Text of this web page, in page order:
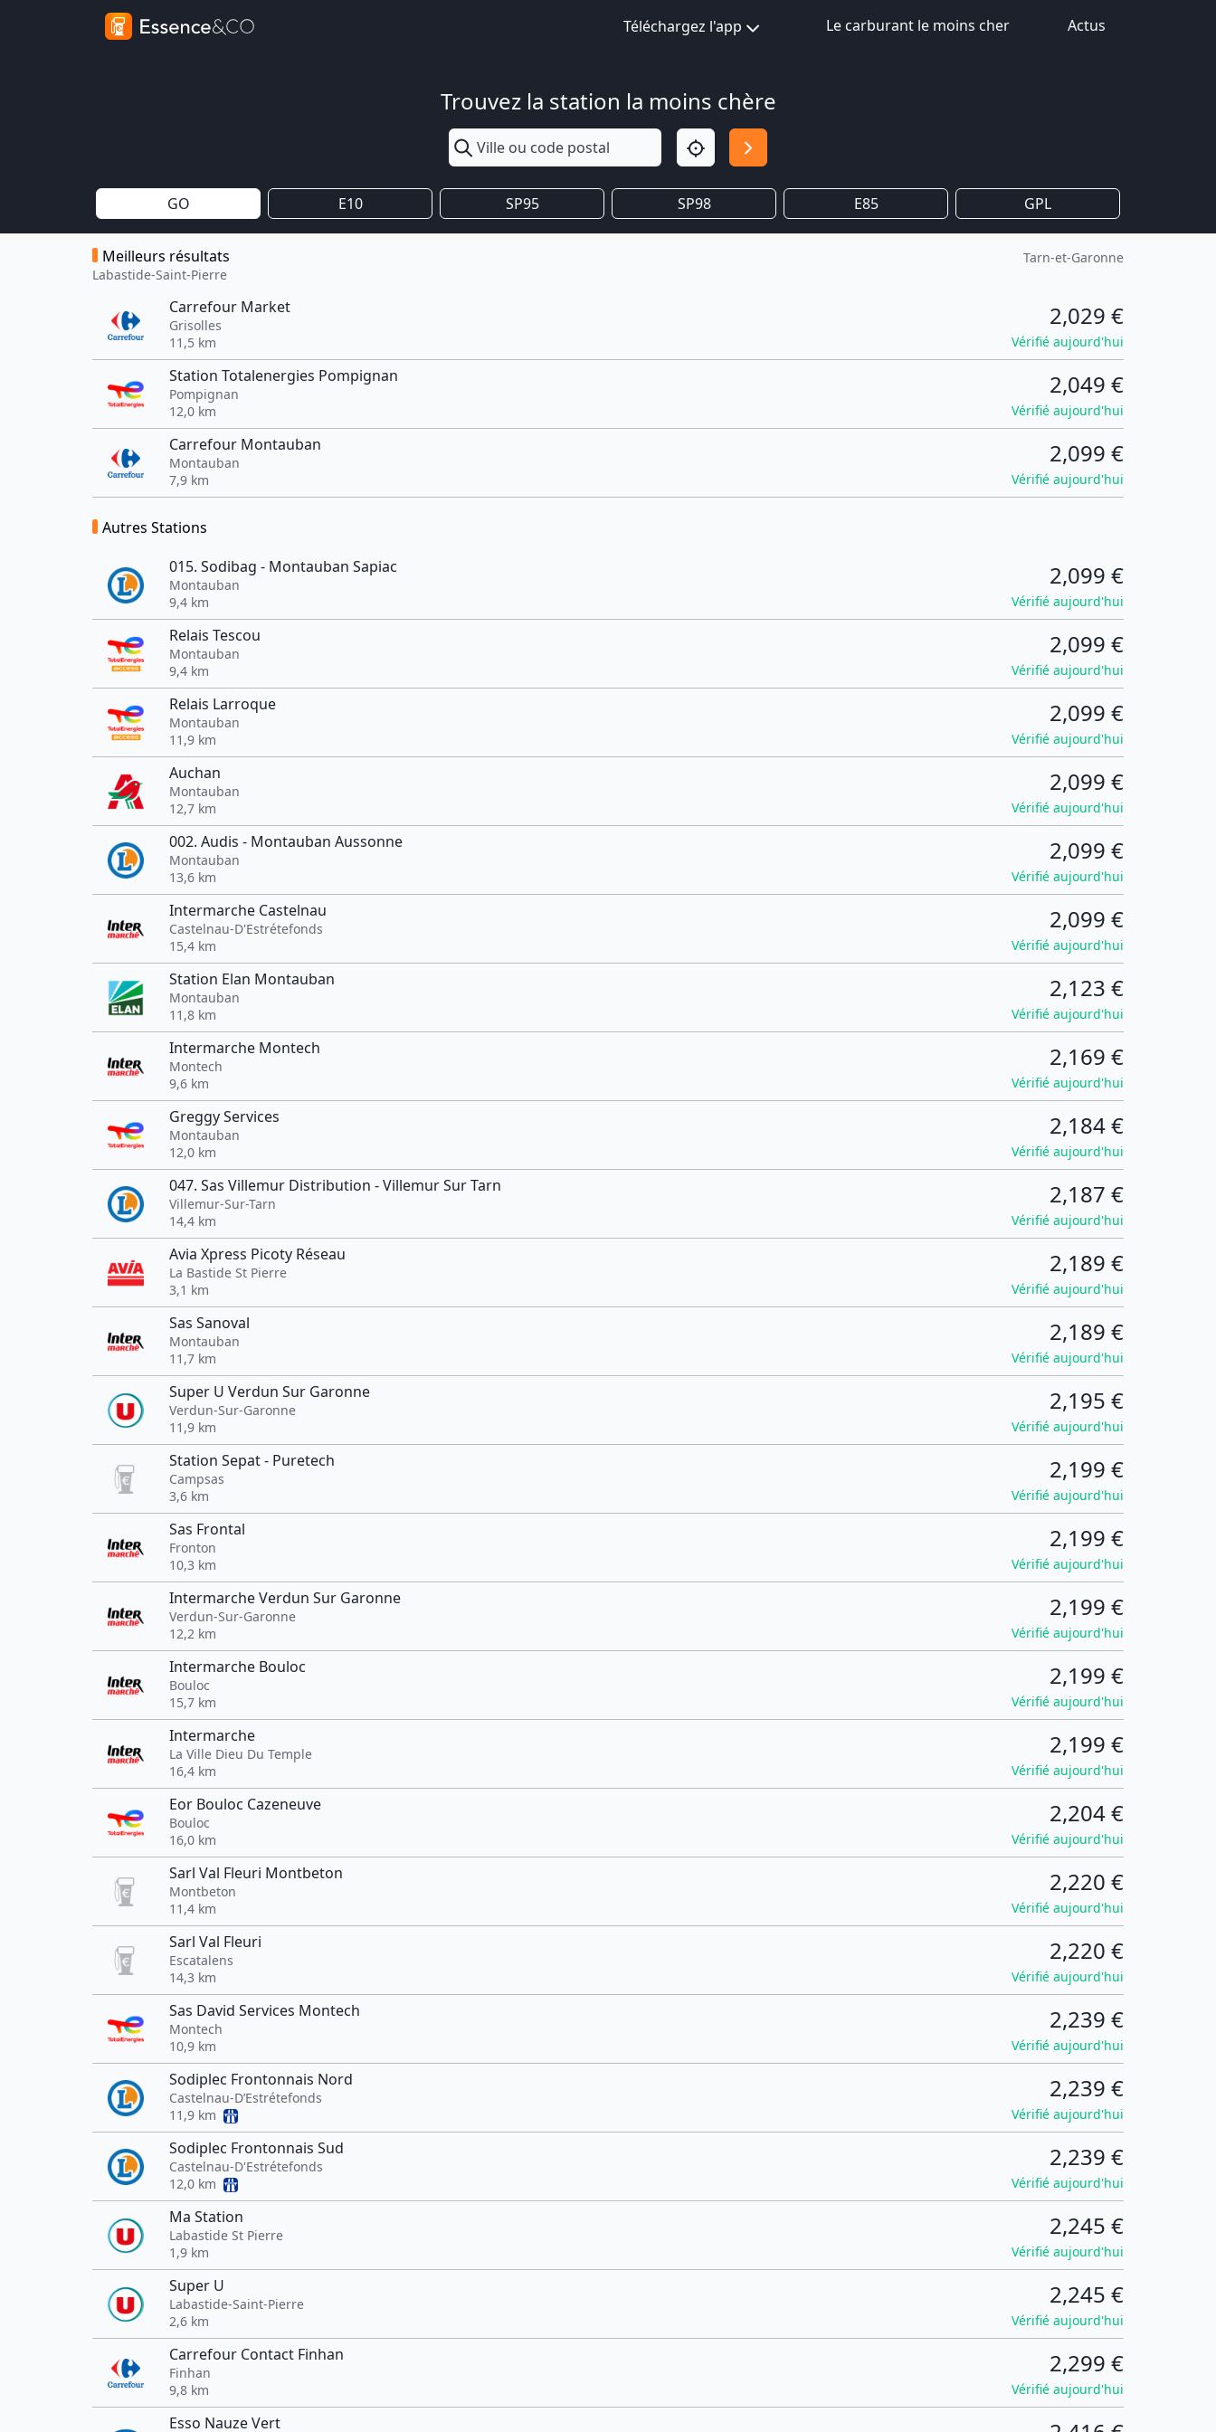
Téléchargez l'app Le carburant le moins cher Actus
Trouvez la station la moins chère
GO E10 SP95 SP98 E85 GPL
Meilleurs résultats
Labastide-Saint-Pierre
Tarn-et-Garonne
Carrefour Market
Grisolles
11,5 km
2,029 €
Vérifié aujourd'hui
Station Totalenergies Pompignan
Pompignan
12,0 km
2,049 €
Vérifié aujourd'hui
Carrefour Montauban
Montauban
7,9 km
2,099 €
Vérifié aujourd'hui
Autres Stations
015. Sodibag - Montauban Sapiac
Montauban
9,4 km
2,099 €
Vérifié aujourd'hui
Relais Tescou
Montauban
9,4 km
2,099 €
Vérifié aujourd'hui
Relais Larroque
Montauban
11,9 km
2,099 €
Vérifié aujourd'hui
Auchan
Montauban
12,7 km
2,099 €
Vérifié aujourd'hui
002. Audis - Montauban Aussonne
Montauban
13,6 km
2,099 €
Vérifié aujourd'hui
Intermarche Castelnau
Castelnau-D'Estrétefonds
15,4 km
2,099 €
Vérifié aujourd'hui
Station Elan Montauban
Montauban
11,8 km
2,123 €
Vérifié aujourd'hui
Intermarche Montech
Montech
9,6 km
2,169 €
Vérifié aujourd'hui
Greggy Services
Montauban
12,0 km
2,184 €
Vérifié aujourd'hui
047. Sas Villemur Distribution - Villemur Sur Tarn
Villemur-Sur-Tarn
14,4 km
2,187 €
Vérifié aujourd'hui
Avia Xpress Picoty Réseau
La Bastide St Pierre
3,1 km
2,189 €
Vérifié aujourd'hui
Sas Sanoval
Montauban
11,7 km
2,189 €
Vérifié aujourd'hui
Super U Verdun Sur Garonne
Verdun-Sur-Garonne
11,9 km
2,195 €
Vérifié aujourd'hui
Station Sepat - Puretech
Campsas
3,6 km
2,199 €
Vérifié aujourd'hui
Sas Frontal
Fronton
10,3 km
2,199 €
Vérifié aujourd'hui
Intermarche Verdun Sur Garonne
Verdun-Sur-Garonne
12,2 km
2,199 €
Vérifié aujourd'hui
Intermarche Bouloc
Bouloc
15,7 km
2,199 €
Vérifié aujourd'hui
Intermarche
La Ville Dieu Du Temple
16,4 km
2,199 €
Vérifié aujourd'hui
Eor Bouloc Cazeneuve
Bouloc
16,0 km
2,204 €
Vérifié aujourd'hui
Sarl Val Fleuri Montbeton
Montbeton
11,4 km
2,220 €
Vérifié aujourd'hui
Sarl Val Fleuri
Escatalens
14,3 km
2,220 €
Vérifié aujourd'hui
Sas David Services Montech
Montech
10,9 km
2,239 €
Vérifié aujourd'hui
Sodiplec Frontonnais Nord
Castelnau-D’Estrétefonds
11,9 km
2,239 €
Vérifié aujourd'hui
Sodiplec Frontonnais Sud
Castelnau-D'Estrétefonds
12,0 km
2,239 €
Vérifié aujourd'hui
Ma Station
Labastide St Pierre
1,9 km
2,245 €
Vérifié aujourd'hui
Super U
Labastide-Saint-Pierre
2,6 km
2,245 €
Vérifié aujourd'hui
Carrefour Contact Finhan
Finhan
9,8 km
2,299 €
Vérifié aujourd'hui
Esso Nauze Vert